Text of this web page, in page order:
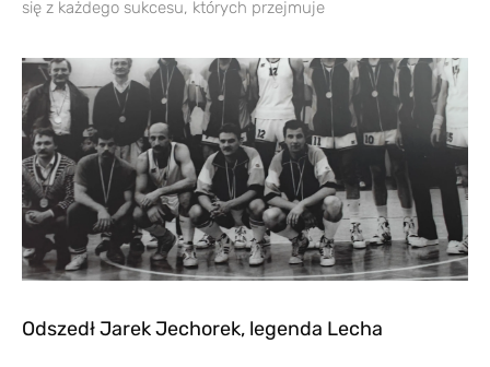
się z każdego sukcesu, których przejmuje
Odszedł Jarek Jechorek, legenda Lecha